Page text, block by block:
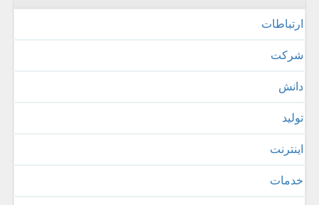
ارتباطات
شركت
دانش
تولید
اینترنت
خدمات